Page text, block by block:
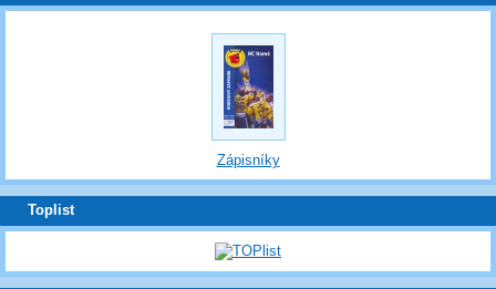
Zápisníky
Toplist